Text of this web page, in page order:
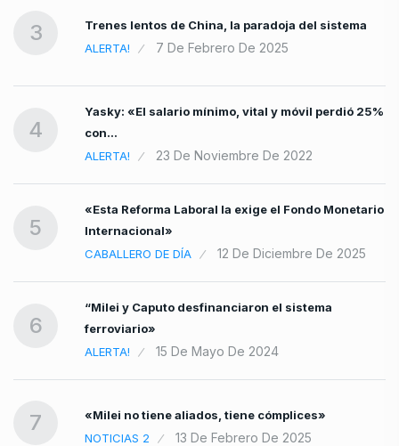
3
Trenes lentos de China, la paradoja del sistema
ALERTA!
7 De Febrero De 2025
4
Yasky: «El salario mínimo, vital y móvil perdió 25%
con…
ALERTA!
23 De Noviembre De 2022
5
«Esta Reforma Laboral la exige el Fondo Monetario
Internacional»
CABALLERO DE DÍA
12 De Diciembre De 2025
6
“Milei y Caputo desfinanciaron el sistema
ferroviario»
ALERTA!
15 De Mayo De 2024
7
«Milei no tiene aliados, tiene cómplices»
NOTICIAS 2
13 De Febrero De 2025